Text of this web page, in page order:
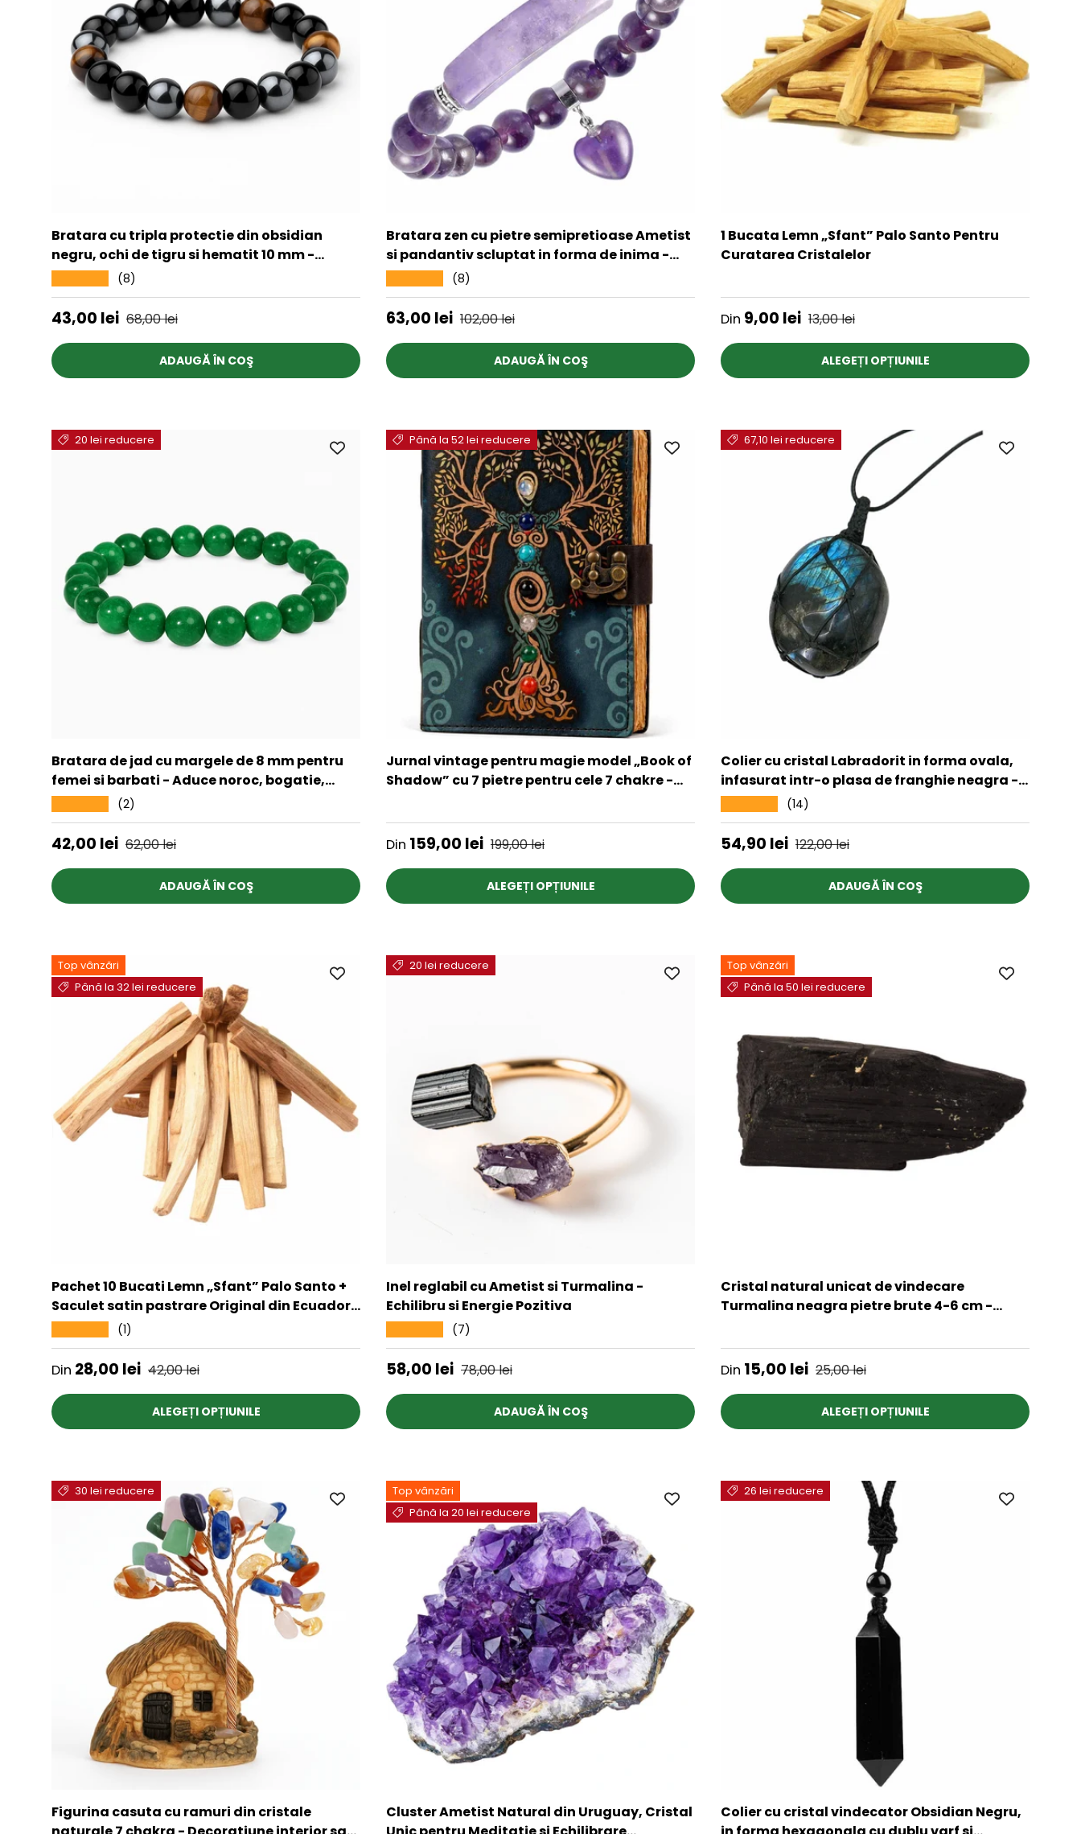
Bratara cu tripla protectie din obsidian
negru, ochi de tigru si hematit 10 mm -
Bratara feng shui pentru protectie, noroc si
prosperitate
(8)
Preț de vânzare
43,00 lei Preț obișnuit
68,00 lei
ADAUGĂ ÎN COŞ
Bratara zen cu pietre semipretioase Ametist
si pandantiv scluptat in forma de inima -
bratara feng shui pentru meditatie, liniste,
echilibru
(8)
Preț de vânzare
63,00 lei Preț obișnuit
102,00 lei
ADAUGĂ ÎN COŞ
1 Bucata Lemn „Sfant” Palo Santo Pentru
Curatarea Cristalelor
Preț de vânzare
Din 9,00 lei Preț obișnuit
13,00 lei
ALEGEȚI OPȚIUNILE
20 lei reducere
Bratara de jad cu margele de 8 mm pentru
femei si barbati - Aduce noroc, bogatie,
prosperitate
(2)
Preț de vânzare
42,00 lei Preț obișnuit
62,00 lei
ADAUGĂ ÎN COŞ
Până la 52 lei reducere
Jurnal vintage pentru magie model „Book of
Shadow” cu 7 pietre pentru cele 7 chakre -
piele vintage 20x15 cm
Preț de vânzare
Din 159,00 lei Preț obișnuit
199,00 lei
ALEGEȚI OPȚIUNILE
67,10 lei reducere
Colier cu cristal Labradorit in forma ovala,
infasurat intr-o plasa de franghie neagra - o
piatra semipretioasa pentru meditatie,
intuitie, imaginatie
(14)
Preț de vânzare
54,90 lei Preț obișnuit
122,00 lei
ADAUGĂ ÎN COŞ
Top vânzări
Până la 32 lei reducere
Pachet 10 Bucati Lemn „Sfant” Palo Santo +
Saculet satin pastrare Original din Ecuador -
Pentru Curatarea Cristalelor
(1)
Preț de vânzare
Din 28,00 lei Preț obișnuit
42,00 lei
ALEGEȚI OPȚIUNILE
20 lei reducere
Inel reglabil cu Ametist si Turmalina -
Echilibru si Energie Pozitiva
(7)
Preț de vânzare
58,00 lei Preț obișnuit
78,00 lei
ADAUGĂ ÎN COŞ
Top vânzări
Până la 50 lei reducere
Cristal natural unicat de vindecare
Turmalina neagra pietre brute 4-6 cm -
Preț de vânzare
Din 15,00 lei Preț obișnuit
25,00 lei
ALEGEȚI OPȚIUNILE
30 lei reducere
Figurina casuta cu ramuri din cristale
Top vânzări
Până la 20 lei reducere
Cluster Ametist Natural din Uruguay, Cristal
26 lei reducere
Colier cu cristal vindecator Obsidian Negru,